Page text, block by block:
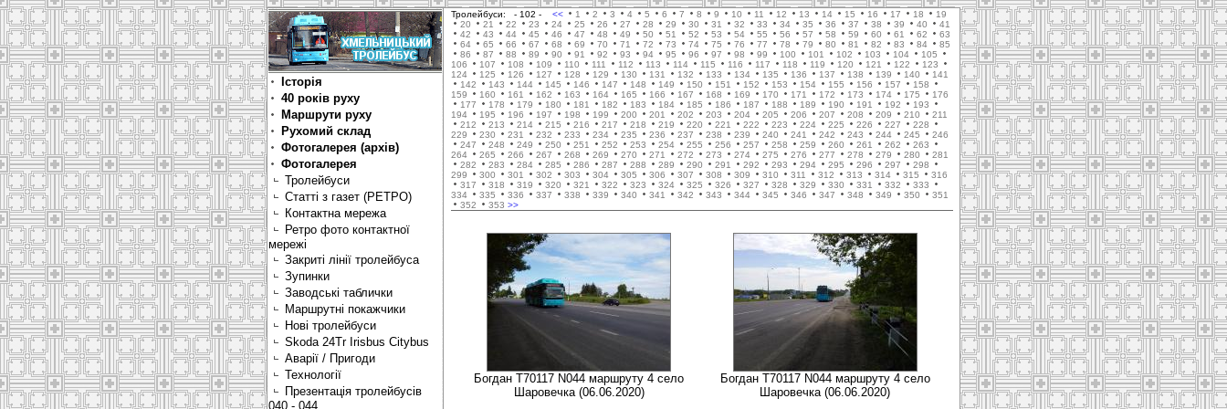
Історія
40 років руху
Маршрути руху
Рухомий склад
Фотогалерея (архів)
Фотогалерея
Тролейбуси
Статті з газет (РЕТРО)
Контактна мережа
Ретро фото контактної
мережі
Закриті лінії тролейбуса
Зупинки
Заводські таблички
Маршрутні покажчики
Нові тролейбуси
Skoda 24Tr Irisbus Citybus
Аварії / Пригоди
Технології
Презентація тролейбусів
040 - 044
Тролейбуси: - 102 - << 1 2 3 4 5 6 7 8 9 10 11 12 13 14 15 16 17 18
19
20
21 22 23 24 25 26 27 28 29 30 31 32 33 34 35 36 37 38 39 40
41
42
43 44 45 46 47 48 49 50 51 52 53 54 55 56 57 58 59 60 61 62
63
64
65 66 67 68 69 70 71 72 73 74 75 76 77 78 79 80 81 82 83 84
85
86
87 88 89 90 91 92 93 94 95 96 97 98 99 100 101 102 103 104
105
106
107 108 109 110 111 112 113 114 115 116 117 118 119 120 121 122
123
124
125 126 127 128 129 130 131 132 133 134 135 136 137 138 139 140
141
142
143 144 145 146 147 148 149 150 151 152 153 154 155 156 157
158
159
160 161 162 163 164 165 166 167 168 169 170 171 172 173 174 175
176
177
178 179 180 181 182 183 184 185 186 187 188 189 190 191 192
193
194
195 196 197 198 199 200 201 202 203 204 205 206 207 208 209 210
211
212
213 214 215 216 217 218 219 220 221 222 223 224 225 226 227
228
229
230 231 232 233 234 235 236 237 238 239 240 241 242 243 244 245
246
247
248 249 250 251 252 253 254 255 256 257 258 259 260 261 262
263
264
265 266 267 268 269 270 271 272 273 274 275 276 277 278 279 280
281
282
283 284 285 286 287 288 289 290 291 292 293 294 295 296 297
298
299
300 301 302 303 304 305 306 307 308 309 310 311 312 313 314 315
316
317
318 319 320 321 322 323 324 325 326 327 328 329 330 331 332
333
334
335 336 337 338 339 340 341 342 343 344 345 346 347 348 349 350
351
352
353 >>
Богдан Т70117 N044 маршруту 4 село
Шаровечка (06.06.2020)
Богдан Т70117 N044 маршруту 4 село
Шаровечка (06.06.2020)